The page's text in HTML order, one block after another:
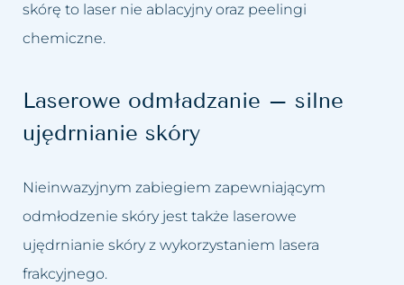
skórę to laser nie ablacyjny oraz peelingi
chemiczne.
Laserowe odmładzanie – silne
ujędrnianie skóry
Nieinwazyjnym zabiegiem zapewniającym
odmłodzenie skóry jest także laserowe
ujędrnianie skóry z wykorzystaniem lasera
frakcyjnego.